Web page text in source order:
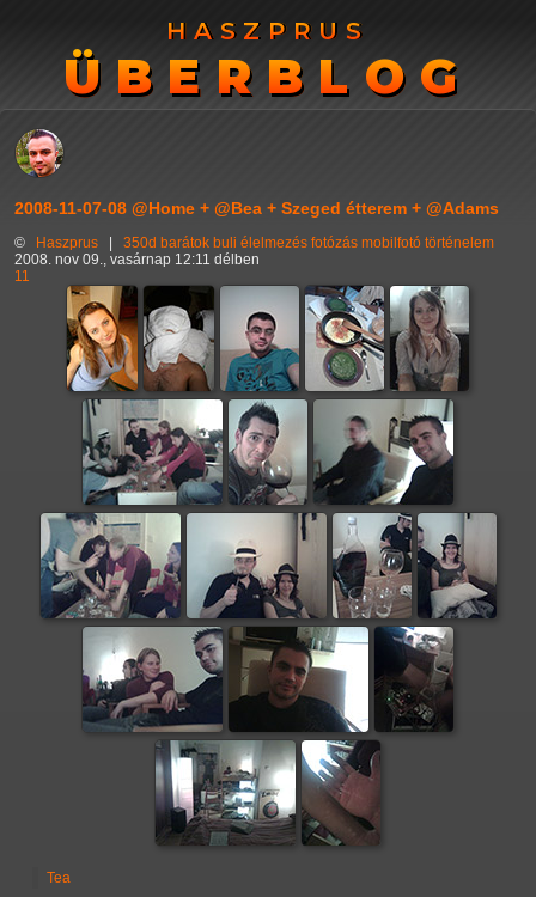
HASZPRUS
ÜBERBLOG
HASZPRUS
ÜBERBLOG
2008-11-07-08 @Home + @Bea + Szeged étterem + @Adams
© Haszprus 350d barátok buli élelmezés fotózás mobilfotó történelem
2008. nov 09., vasárnap 12:11 délben
11
Tea